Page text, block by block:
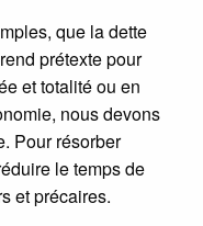
que la dette
prétexte pour
et totalité ou en
nous devons
Pour résorber
le temps de
et précaires.